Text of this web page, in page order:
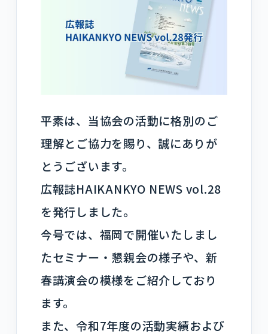
平素は、当協会の活動に格別のご
理解とご協力を賜り、誠にありが
とうございます。
広報誌HAIKANKYO NEWS vol.28
を発行しました。
今号では、福岡で開催いたしまし
たセミナー・懇親会の様子や、新
春講演会の模様をご紹介しており
ます。
また、令和7年度の活動実績および